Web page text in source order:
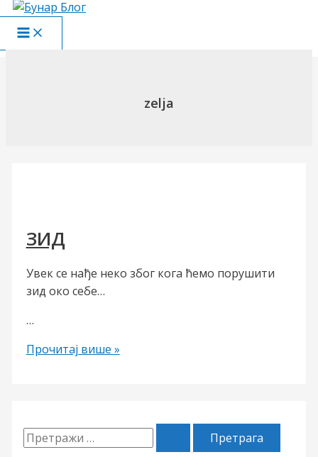
Пређи
на
садржај
Main
Menu
zelja
ЗИД
Увек се нађе неко због кога ћемо порушити
зид око себе…
…
ЗИД
Прочитај више »
П